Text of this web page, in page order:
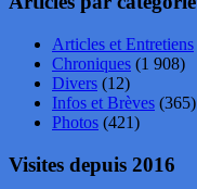
Articles et Entretiens
Chroniques (1 908)
Divers (12)
Infos et Brèves (365)
Photos (421)
Visites depuis 2016